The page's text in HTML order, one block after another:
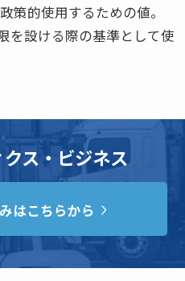
策的使用するための値。
を設ける際の基準として使
ス・ビジネス
はこちらから